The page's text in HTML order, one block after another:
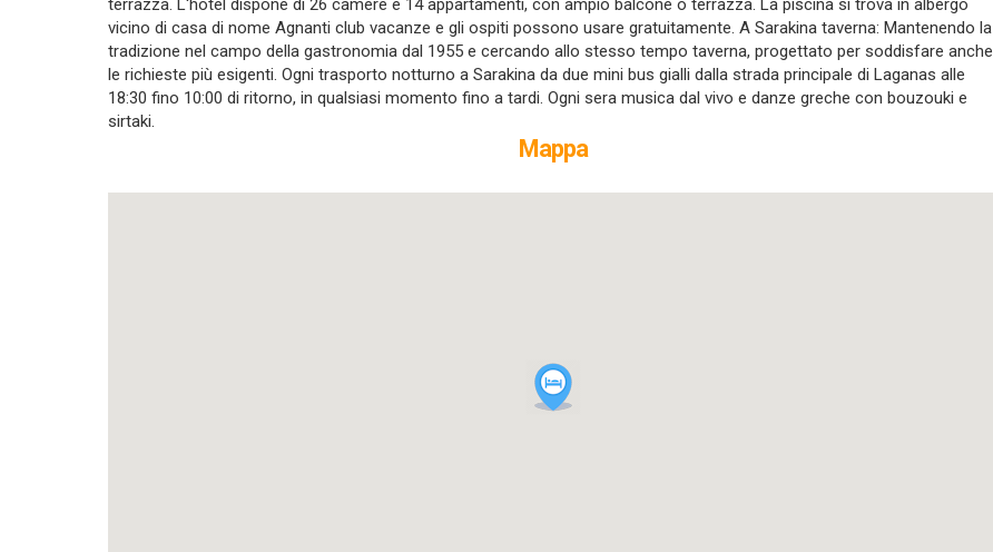
terrazza. L'hotel dispone di 26 camere e 14 appartamenti, con ampio balcone o terrazza. La piscina si trova in albergo
vicino di casa di nome Agnanti club vacanze e gli ospiti possono usare gratuitamente. A Sarakina taverna: Mantenendo la
tradizione nel campo della gastronomia dal 1955 e cercando allo stesso tempo taverna, progettato per soddisfare anche
le richieste più esigenti. Ogni trasporto notturno a Sarakina da due mini bus gialli dalla strada principale di Laganas alle
18:30 fino 10:00 di ritorno, in qualsiasi momento fino a tardi. Ogni sera musica dal vivo e danze greche con bouzouki e
sirtaki.
Mappa